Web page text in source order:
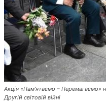
Акція «Пам’ятаємо – Перемагаємо»
Другій світовій війні